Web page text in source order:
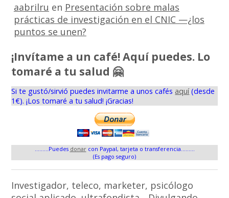
aabrilru en Presentación sobre malas
prácticas de investigación en el CNIC —¿los
puntos se unen?
¡Invítame a un café! Aquí puedes. Lo
tomaré a tu salud 🤗
Si te gustó/sirvió puedes invitarme a unos cafés aquí(desde
1€). ¡Los tomaré a tu salud! ¡Gracias!
.........Puedes donarcon Paypal, tarjeta o transferencia.........
(Es pago seguro)
Investigador, teleco, marketer, psicólogo